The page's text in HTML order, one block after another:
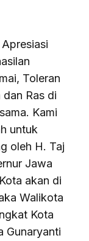
Toleran
Ras di
Kami
untuk
oleh H. Taj
Jawa
akan di
Walikota
Kota
Gunaryanti